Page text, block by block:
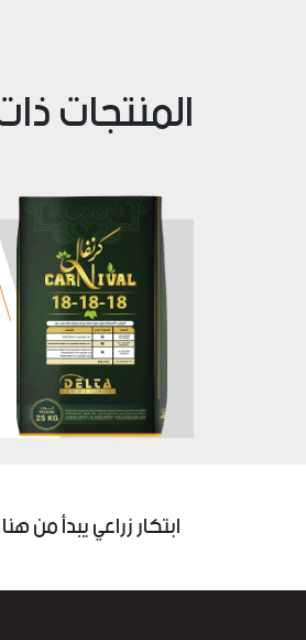
المنتجات
ابتكار زراعي يبدأ من